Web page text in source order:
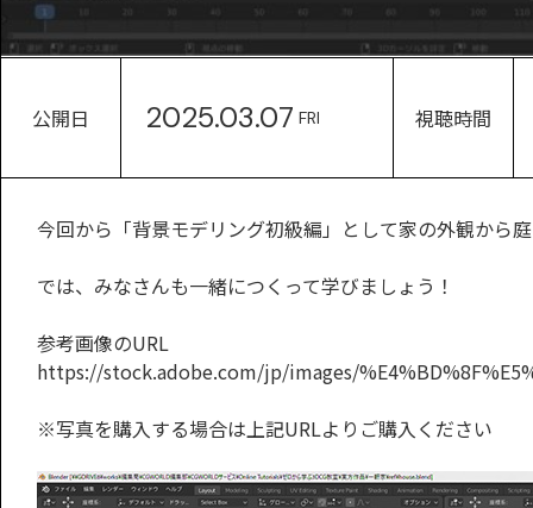
公開日 2025.03.07 FRI 視聴時間
今回から「背景モデリング初級編」として家の外観から
では、みなさんも一緒につくって学びましょう！
参考画像のURL
https://stock.adobe.com/jp/images/
※写真を購入する場合は上記URLよりご購入ください